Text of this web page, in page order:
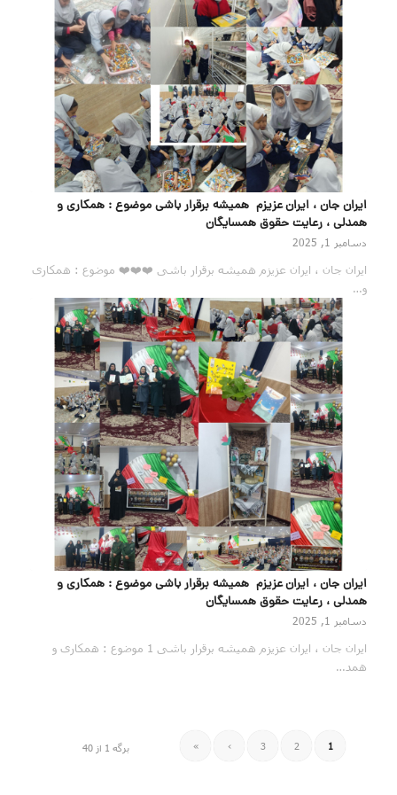
ایران جان ، ایران عزیزم همیشه برقرار باشی موضوع : همکاری و
همدلی ، رعایت حقوق همسایگان
دسامبر 1, 2025
ایران جان ، ایران عزیزم همیشه برقرار باشی ❤️❤️❤️ موضوع : همکاری
و…
ایران جان ، ایران عزیزم همیشه برقرار باشی موضوع : همکاری و
همدلی ، رعایت حقوق همسایگان
دسامبر 1, 2025
ایران جان ، ایران عزیزم همیشه برقرار باشی 1 موضوع : همکاری و
همد…
برگه 1 از 40 1
2
3
›
»